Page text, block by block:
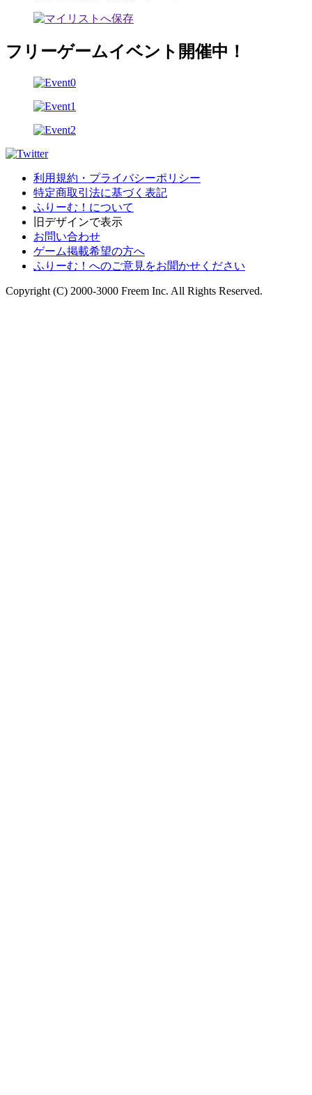
フリーゲームイベント開催中！
利用規約・プライバシーポリシー
特定商取引法に基づく表記
ふりーむ！について
旧デザインで表示
お問い合わせ
ゲーム掲載希望の方へ
ふりーむ！へのご意見をお聞かせください
Copyright (C) 2000-3000 Freem Inc. All Rights Reserved.